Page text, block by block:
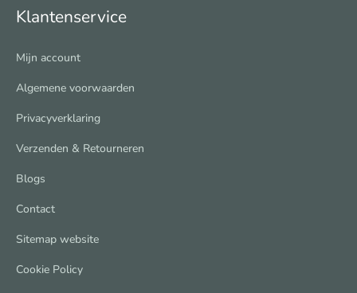
Klantenservice
Mijn account
Algemene voorwaarden
Privacyverklaring
Verzenden & Retourneren
Blogs
Contact
Sitemap website
Cookie Policy